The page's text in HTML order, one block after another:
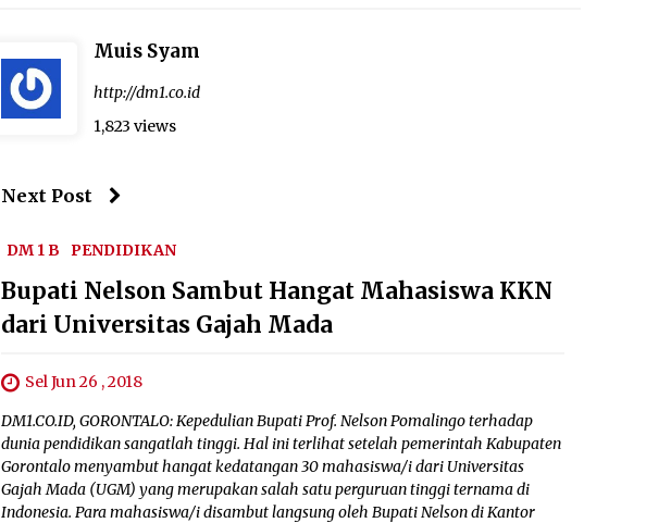
Muis Syam
http://dm1.co.id
1,823 views
Next Post
DM 1 B PENDIDIKAN
Bupati Nelson Sambut Hangat Mahasiswa KKN
dari Universitas Gajah Mada
Sel Jun 26 , 2018
DM1.CO.ID, GORONTALO: Kepedulian Bupati Prof. Nelson Pomalingo terhadap
dunia pendidikan sangatlah tinggi. Hal ini terlihat setelah pemerintah Kabupaten
Gorontalo menyambut hangat kedatangan 30 mahasiswa/i dari Universitas
Gajah Mada (UGM) yang merupakan salah satu perguruan tinggi ternama di
Indonesia. Para mahasiswa/i disambut langsung oleh Bupati Nelson di Kantor